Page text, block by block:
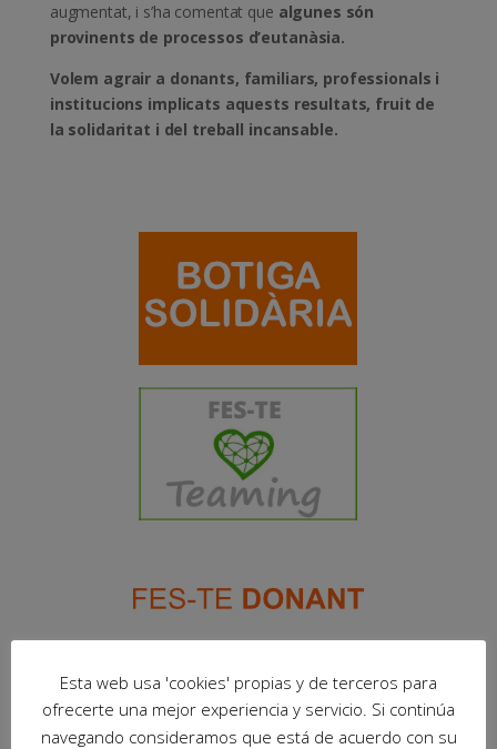
augmentat, i s’ha comentat que algunes són
provinents de processos d’eutanàsia.
Volem agrair a donants, familiars, professionals i
institucions implicats aquests resultats, fruit de
la solidaritat i del treball incansable.
Esta web usa 'cookies' propias y de terceros para
ofrecerte una mejor experiencia y servicio. Si continúa
navegando consideramos que está de acuerdo con su